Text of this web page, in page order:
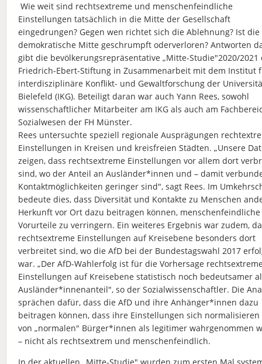
Wie weit sind rechtsextreme und menschenfeindliche
Einstellungen tatsächlich in die Mitte der Gesellschaft
eingedrungen? Gegen wen richtet sich die Ablehnung? Ist die
demokratische Mitte geschrumpft oderverloren? Antworten
gibt die bevölkerungsrepräsentative „Mitte-Studie"2020/2021
Friedrich-Ebert-Stiftung in Zusammenarbeit mit dem Institut
interdisziplinäre Konflikt- und Gewaltforschung der
Bielefeld (IKG). Beteiligt daran war auch Yann Rees, sowohl
wissenschaftlicher Mitarbeiter am IKG als auch am
Sozialwesen der FH Münster.
Rees untersuchte speziell regionale Ausprägungen
Einstellungen in Kreisen und kreisfreien Städten. „Unsere
zeigen, dass rechtsextreme Einstellungen vor allem dort
sind, wo der Anteil an Ausländer*innen und – damit
Kontaktmöglichkeiten geringer sind", sagt Rees. Im
bedeute dies, dass Diversität und Kontakte zu Menschen
Herkunft vor Ort dazu beitragen können, menschenfeindliche
Vorurteile zu verringern. Ein weiteres Ergebnis war zudem,
rechtsextreme Einstellungen auf Kreisebene besonders dort
verbreitet sind, wo die AfD bei der Bundestagswahl 2017
war. „Der AfD-Wahlerfolg ist für die Vorhersage
Einstellungen auf Kreisebene statistisch noch bedeutsamer
Ausländer*innenanteil", so der Sozialwissenschaftler. Die
sprächen dafür, dass die AfD und ihre Anhänger*innen dazu
beitragen können, dass ihre Einstellungen sich
von „normalen" Bürger*innen als legitimer wahrgenommen
– nicht als rechtsextrem und menschenfeindlich.